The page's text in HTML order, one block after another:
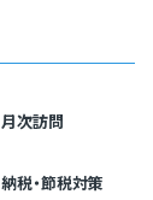
月次訪問
納税・節税対策